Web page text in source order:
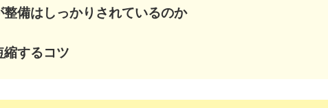
備はしっかりされているのか
するコツ